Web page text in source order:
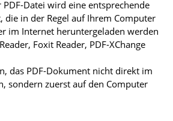
Datei wird eine entsprechende
die in der Regel auf Ihrem Computer
im Internet heruntergeladen werden
Foxit Reader, PDF-XChange
das PDF-Dokument nicht direkt im
sondern zuerst auf den Computer